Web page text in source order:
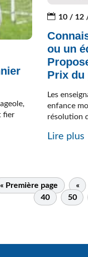
fier
10 / 12
ou un
Prix du
Les
enfance
résolution
Lire plus
« Première page «
40
50